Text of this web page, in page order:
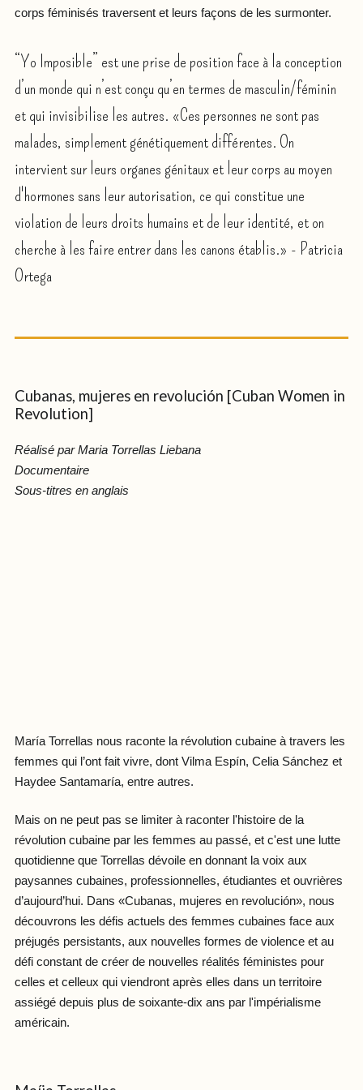
corps féminisés traversent et leurs façons de les surmonter.
“Yo Imposible” est une prise de position face à la conception
d’un monde qui n’est conçu qu’en termes de masculin/féminin
et qui invisibilise les autres. «Ces personnes ne sont pas
malades, simplement génétiquement différentes. On
intervient sur leurs organes génitaux et leur corps au moyen
d'hormones sans leur autorisation, ce qui constitue une
violation de leurs droits humains et de leur identité, et on
cherche à les faire entrer dans les canons établis.» - Patricia
Ortega
Cubanas, mujeres en revolución [Cuban Women in
Revolution]
Réalisé par Maria Torrellas Liebana
Documentaire
Sous-titres en anglais
María Torrellas nous raconte la révolution cubaine à travers les
femmes qui l’ont fait vivre, dont Vilma Espín, Celia Sánchez et
Haydee Santamaría, entre autres.
Mais on ne peut pas se limiter à raconter l'histoire de la
révolution cubaine par les femmes au passé, et c'est une lutte
quotidienne que Torrellas dévoile en donnant la voix aux
paysannes cubaines, professionnelles, étudiantes et ouvrières
d’aujourd’hui. Dans «Cubanas, mujeres en revolución», nous
découvrons les défis actuels des femmes cubaines face aux
préjugés persistants, aux nouvelles formes de violence et au
défi constant de créer de nouvelles réalités féministes pour
celles et celleux qui viendront après elles dans un territoire
assiégé depuis plus de soixante-dix ans par l'impérialisme
américain.